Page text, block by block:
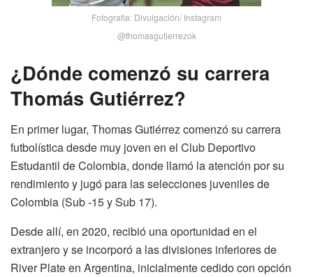
Fotografia: Divulgación/ Instagram
@thomasgutierrezok
¿Dónde comenzó su carrera
Thomás Gutiérrez?
En primer lugar, Thomas Gutiérrez comenzó su carrera
futbolística desde muy joven en el Club Deportivo
Estudantil de Colombia, donde llamó la atención por su
rendimiento y jugó para las selecciones juveniles de
Colombia (Sub ‑15 y Sub 17).
Desde allí, en 2020, recibió una oportunidad en el
extranjero y se incorporó a las divisiones inferiores de
River Plate en Argentina, inicialmente cedido con opción